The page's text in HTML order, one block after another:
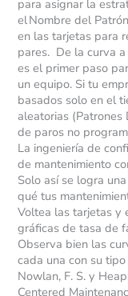
para asignar la
el Nombre del
en las tarjetas para
pares. De la curva
es el primer paso
un equipo. Si tu
basados solo en el
aleatorias (Patrones
de paros no
La ingeniería de
de mantenimiento
Solo así se logra
qué tus
Voltea las tarjetas y
gráficas de tasa de
Observa bien las
cada una con su
Nowlan, F. S. y
Centered